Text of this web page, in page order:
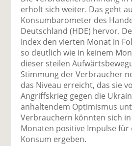
erholt sich weiter. Das geht
Konsumbarometer des
Deutschland (HDE) hervor.
Index den vierten Monat in
so deutlich wie in keinem
dieser steilen
Stimmung der Verbraucher
das Niveau erreicht, das sie
Angriffskrieg gegen die
anhaltendem Optimismus
Verbrauchern könnten sich
Monaten positive Impulse für
Konsum ergeben.